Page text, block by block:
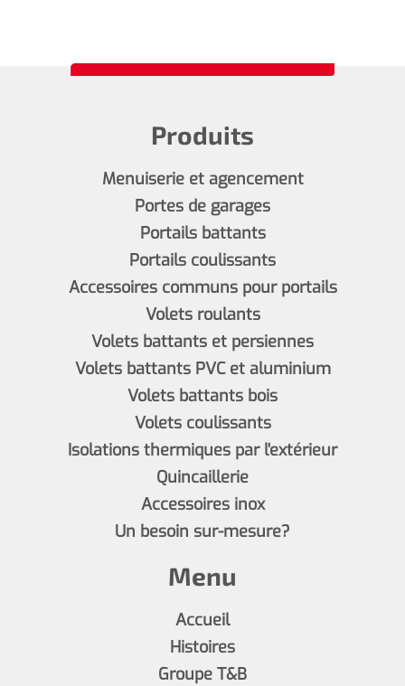
Produits
Menuiserie et agencement
Portes de garages
Portails battants
Portails coulissants
Accessoires communs pour portails
Volets roulants
Volets battants et persiennes
Volets battants PVC et aluminium
Volets battants bois
Volets coulissants
Isolations thermiques par l'extérieur
Quincaillerie
Accessoires inox
Un besoin sur-mesure?
Menu
Accueil
Histoires
Groupe T&B